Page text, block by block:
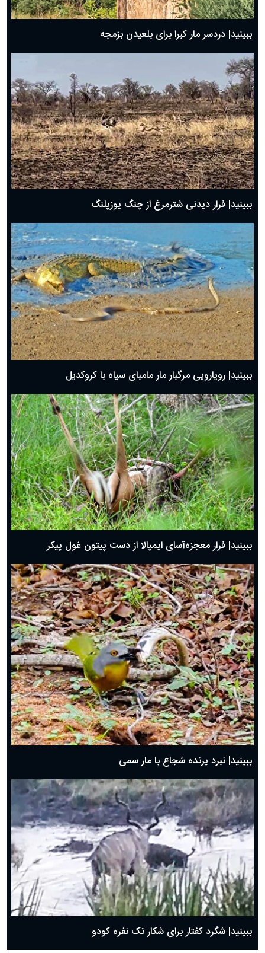
ببینید| دردسر مار کبرا برای بلعیدن بزمجه
ببینید| فرار دیدنی شترمرغ از چنگ یوزپلنگ
ببینید| رویارویی مرگبار مار مامبای سیاه با کروکدیل
ببینید| فرار معجزه‌آسای ایمپالا از دست پیتون غول پیکر
ببینید| نبرد پرنده شجاع با مار سمی
ببینید| شگرد کفتار برای شکار تک نفره کودو